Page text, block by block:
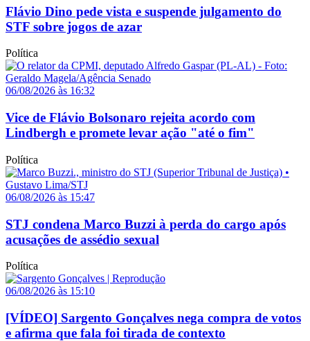
Flávio Dino pede vista e suspende julgamento do
STF sobre jogos de azar
Política
06/08/2026 às 16:32
Vice de Flávio Bolsonaro rejeita acordo com
Lindbergh e promete levar ação "até o fim"
Política
06/08/2026 às 15:47
STJ condena Marco Buzzi à perda do cargo após
acusações de assédio sexual
Política
06/08/2026 às 15:10
[VÍDEO] Sargento Gonçalves nega compra de votos
e afirma que fala foi tirada de contexto